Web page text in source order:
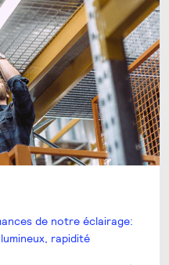
de notre éclairage:
rapidité